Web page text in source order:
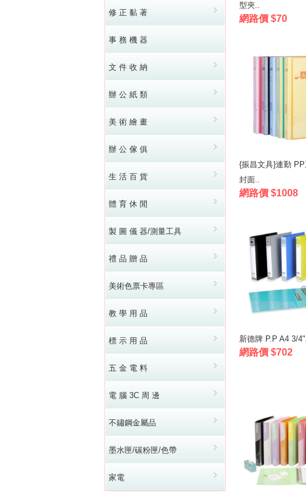
修 正 黏 著
事 務 機 器
文 件 收 納
辦 公 紙 類
美 術 繪 畫
辦 公 傢 俱
生 活 百 貨
體 育 休 閒
製 圖 儀 器/測量工具
禮 品 贈 品
美術色票卡專區
教 學 用 品
標 示 用 品
五 金 電 料
電 腦 3C 周 邊
不鏽鋼金屬品
墨水匣/碳粉匣/色帶
家電
型夾..
網路價 $70
{振昌文具}連勤
封面..
網路價 $1008
新德牌 P.P A4 3/
網路價 $702